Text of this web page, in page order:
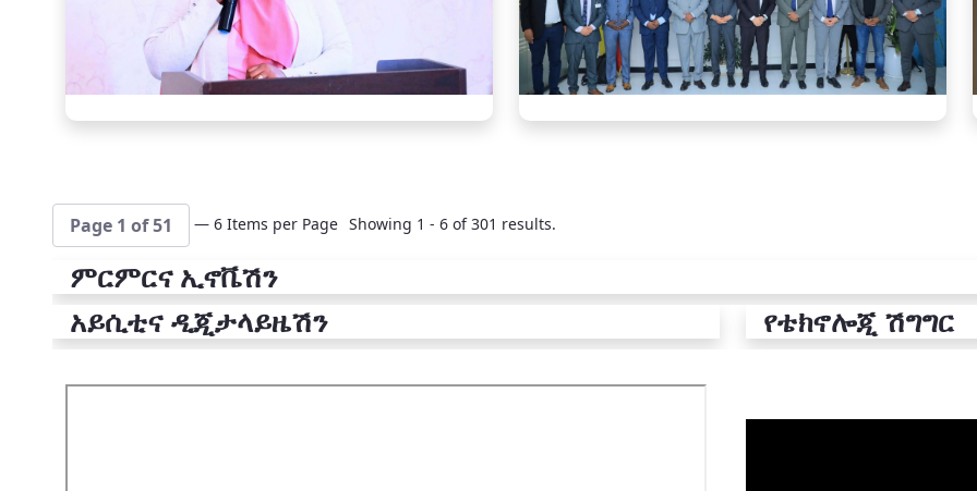
Page 1 of 51 — 6 Items per Page Showing 1 - 6 of 301 results.
ምርምርና ኢኖቬሽን
አይሲቲና ዲጂታላይዜሽን
የቴክኖሎጂ ሽግግር